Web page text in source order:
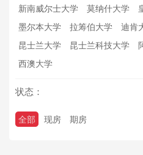
新南威尔士大学
莫纳什大学
墨尔本大学
拉筹伯大学 迪肯
昆士兰大学
昆士兰科技大学
西澳大学
状态：
全部 现房 期房